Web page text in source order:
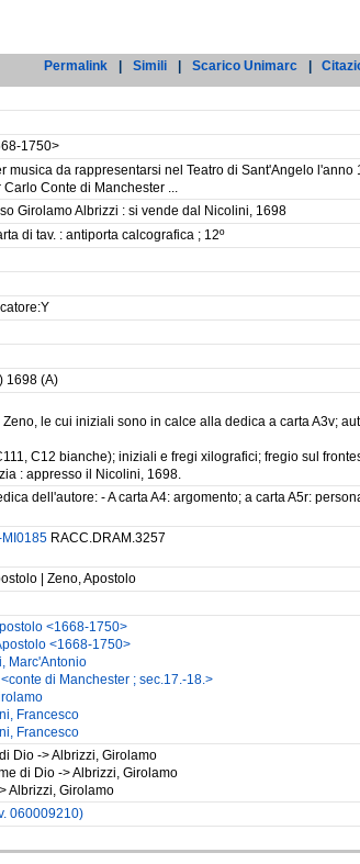
Permalink Simili Scarico Unimarc
1750>
musica da rappresentarsi nel Teatro di Sant'Angelo l'anno
Conte di Manchester ...
Girolamo Albrizzi : si vende dal Nicolini, 1698
di tav. : antiporta calcografica ; 12º
1698 (A)
Zeno, le cui iniziali sono in calce alla dedica a carta A3v;
C12 bianche); iniziali e fregi xilografici; fregio sul
: appresso il Nicolini, 1698.
dell'autore: - A carta A4: argomento; a carta A5r:
MI0185 RACC.DRAM.3257
| Zeno, Apostolo
<1668-1750>
<1668-1750>
Marc'Antonio
di Manchester ; sec.17.-18.>
Francesco
Francesco
Dio -> Albrizzi, Girolamo
di Dio -> Albrizzi, Girolamo
Albrizzi, Girolamo
060009210)